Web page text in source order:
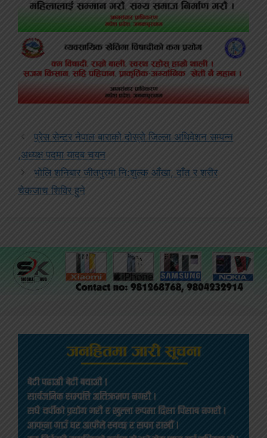
प्रेस सेन्टर नेपाल बाराको दोस्रो जिल्ला अधिवेशन सम्पन्न
,अध्यक्ष पदमा यादब चयन
भोलि शनिबार जीतपुरमा नि:शुल्क आँखा, दाँत र शरीर
चेकजाच शिविर हुने